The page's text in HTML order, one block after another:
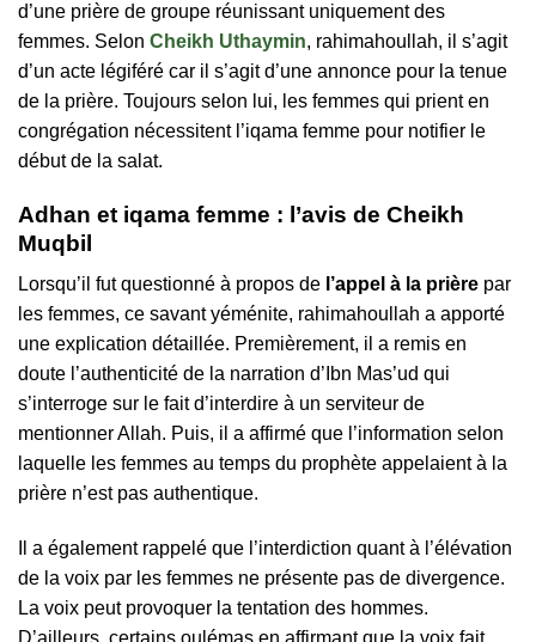
d’une prière de groupe réunissant uniquement des
femmes. Selon Cheikh Uthaymin, rahimahoullah, il s’agit
d’un acte légiféré car il s’agit d’une annonce pour la tenue
de la prière. Toujours selon lui, les femmes qui prient en
congrégation nécessitent l’iqama femme pour notifier le
début de la salat.
Adhan et iqama femme : l’avis de Cheikh
Muqbil
Lorsqu’il fut questionné à propos de l’appel à la prière par
les femmes, ce savant yéménite, rahimahoullah a apporté
une explication détaillée. Premièrement, il a remis en
doute l’authenticité de la narration d’Ibn Mas’ud qui
s’interroge sur le fait d’interdire à un serviteur de
mentionner Allah. Puis, il a affirmé que l’information selon
laquelle les femmes au temps du prophète appelaient à la
prière n’est pas authentique.
Il a également rappelé que l’interdiction quant à l’élévation
de la voix par les femmes ne présente pas de divergence.
La voix peut provoquer la tentation des hommes.